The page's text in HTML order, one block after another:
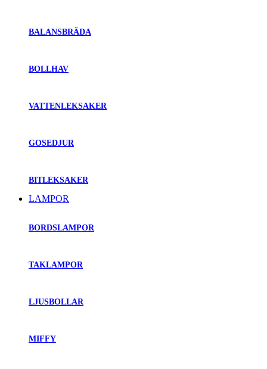
BALANSBRÄDA
BOLLHAV
VATTENLEKSAKER
GOSEDJUR
BITLEKSAKER
LAMPOR
BORDSLAMPOR
TAKLAMPOR
LJUSBOLLAR
MIFFY